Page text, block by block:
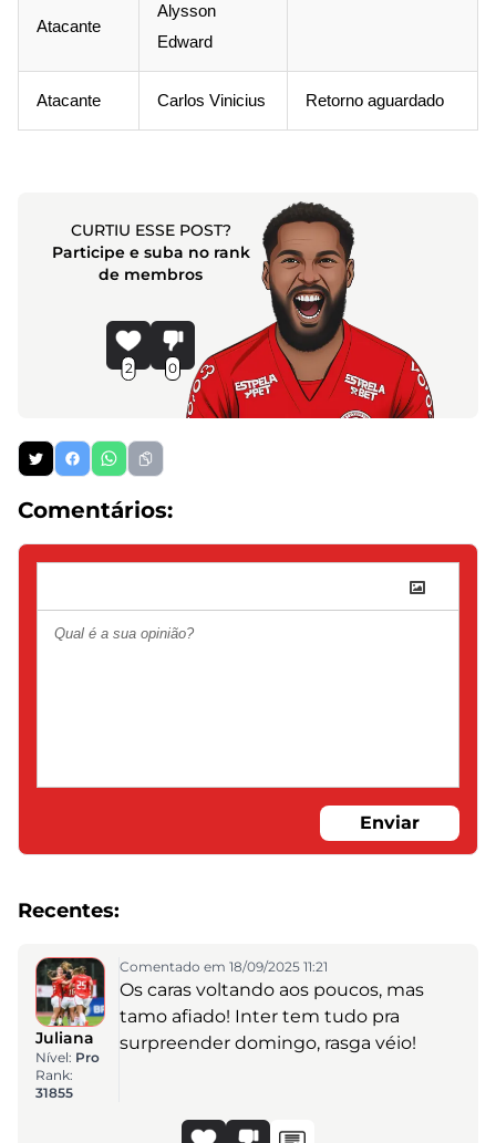
Atacante
Alysson
Edward
Atacante Carlos Vinicius Retorno aguardado
CURTIU ESSE POST?
Participe e suba no rank
de membros
2 0
Comentários:
Enviar
Recentes:
Juliana
Nível: Pro
Rank:
31855
Comentado em 18/09/2025 11:21
Os caras voltando aos poucos, mas
tamo afiado! Inter tem tudo pra
surpreender domingo, rasga véio!